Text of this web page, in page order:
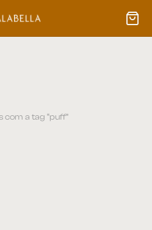
a tag “puff”